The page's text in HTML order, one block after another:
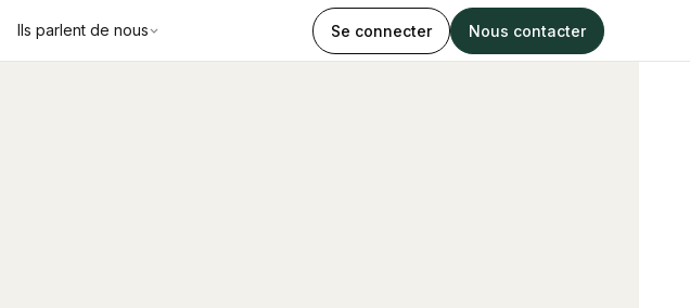
Ils parlent de nous Se connecter Nous contacter